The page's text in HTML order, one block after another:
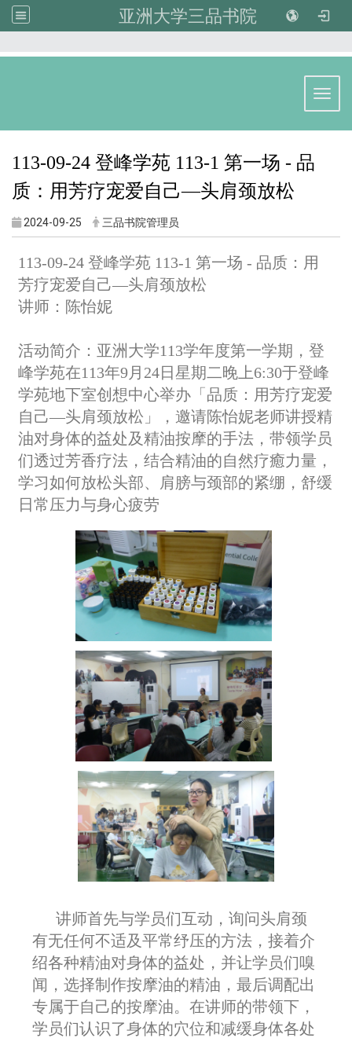
亚洲大学三品书院
113-09-24 登峰学苑 113-1 第一场 - 品
质：用芳疗宠爱自己—头肩颈放松
2024-09-25 三品书院管理员
113-09-24 登峰学苑 113-1 第一场 - 品质：用
芳疗宠爱自己—头肩颈放松
讲师：陈怡妮
活动简介：亚洲大学113学年度第一学期，登
峰学苑在113年9月24日星期二晚上6:30于登峰
学苑地下室创想中心举办「品质：用芳疗宠爱
自己—头肩颈放松」，邀请陈怡妮老师讲授精
油对身体的益处及精油按摩的手法，带领学员
们透过芳香疗法，结合精油的自然疗癒力量，
学习如何放松头部、肩膀与颈部的紧绷，舒缓
日常压力与身心疲劳
讲师首先与学员们互动，询问头肩颈
有无任何不适及平常纾压的方法，接着介
绍各种精油对身体的益处，并让学员们嗅
闻，选择制作按摩油的精油，最后调配出
专属于自己的按摩油。在讲师的带领下，
学员们认识了身体的穴位和减缓身体各处